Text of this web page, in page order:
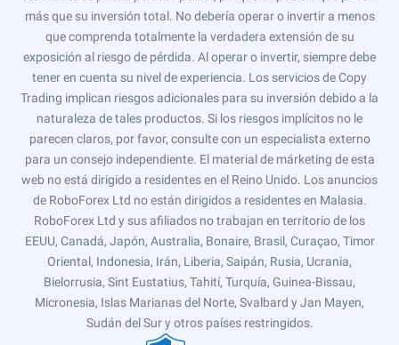
más que su inversión total. No debería operar o invertir a menos
que comprenda totalmente la verdadera extensión de su
exposición al riesgo de pérdida. Al operar o invertir, siempre debe
tener en cuenta su nivel de experiencia. Los servicios de Copy
Trading implican riesgos adicionales para su inversión debido a la
naturaleza de tales productos. Si los riesgos implícitos no le
parecen claros, por favor, consulte con un especialista externo
para un consejo independiente. El material de márketing de esta
web no está dirigido a residentes en el Reino Unido. Los anuncios
de RoboForex Ltd no están dirigidos a residentes en Malasia.
RoboForex Ltd y sus afiliados no trabajan en territorio de los
EEUU, Canadá, Japón, Australia, Bonaire, Brasil, Curaçao, Timor
Oriental, Indonesia, Irán, Liberia, Saipán, Rusia, Ucrania,
Bielorrusia, Sint Eustatius, Tahití, Turquía, Guinea-Bissau,
Micronesia, Islas Marianas del Norte, Svalbard y Jan Mayen,
Sudán del Sur y otros países restringidos.